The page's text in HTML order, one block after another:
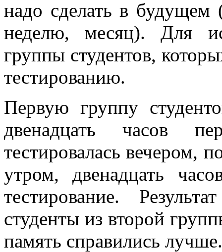
надо сделать в
неделю, месяц). Для
группы студентов,
тестированию.
Первую группу
двенадцать часов
тестировалась вечером,
утром, двенадцать
тестирование.
студенты из второй
память справились лучше.